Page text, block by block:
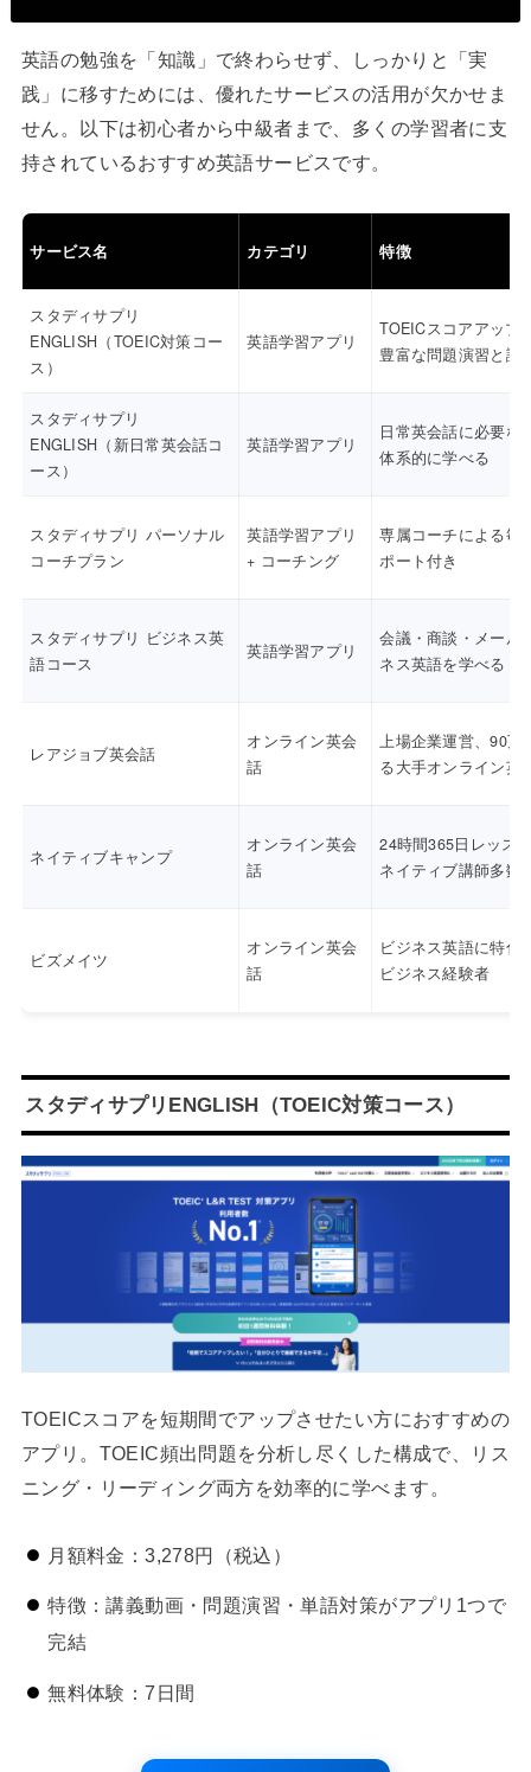
英語の勉強を「知識」で終わらせず、しっかりと「実
践」に移すためには、優れたサービスの活用が欠かせま
せん。以下は初心者から中級者まで、多くの学習者に支
持されているおすすめ英語サービスです。
サービス名 カテゴリ 特徴
スタディサプリ
ENGLISH（TOEIC対策コー
ス）
英語学習アプリ
TOEICスコアアップ
豊富な問題演習と講
スタディサプリ
ENGLISH（新日常英会話コ
ース）
英語学習アプリ
日常英会話に必要な
体系的に学べる
スタディサプリ パーソナル
コーチプラン
英語学習アプリ
+ コーチング
専属コーチによる毎
ポート付き
スタディサプリ ビジネス英
語コース
英語学習アプリ
会議・商談・メール
ネス英語を学べる
レアジョブ英会話
オンライン英会
話
上場企業運営、90万
る大手オンライン英
ネイティブキャンプ
オンライン英会
話
24時間365日レッス
ネイティブ講師多数
ビズメイツ
オンライン英会
話
ビジネス英語に特化
ビジネス経験者
スタディサプリENGLISH（TOEIC対策コース）
TOEICスコアを短期間でアップさせたい方におすすめの
アプリ。TOEIC頻出問題を分析し尽くした構成で、リス
ニング・リーディング両方を効率的に学べます。
月額料金：3,278円（税込）
特徴：講義動画・問題演習・単語対策がアプリ1つで
完結
無料体験：7日間